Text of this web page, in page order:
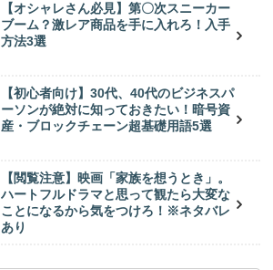
【オシャレさん必見】第〇次スニーカー
ブーム？激レア商品を手に入れろ！入手
方法3選
【初心者向け】30代、40代のビジネスパ
ーソンが絶対に知っておきたい！暗号資
産・ブロックチェーン超基礎用語5選
【閲覧注意】映画「家族を想うとき」。
ハートフルドラマと思って観たら大変な
ことになるから気をつけろ！※ネタバレ
あり